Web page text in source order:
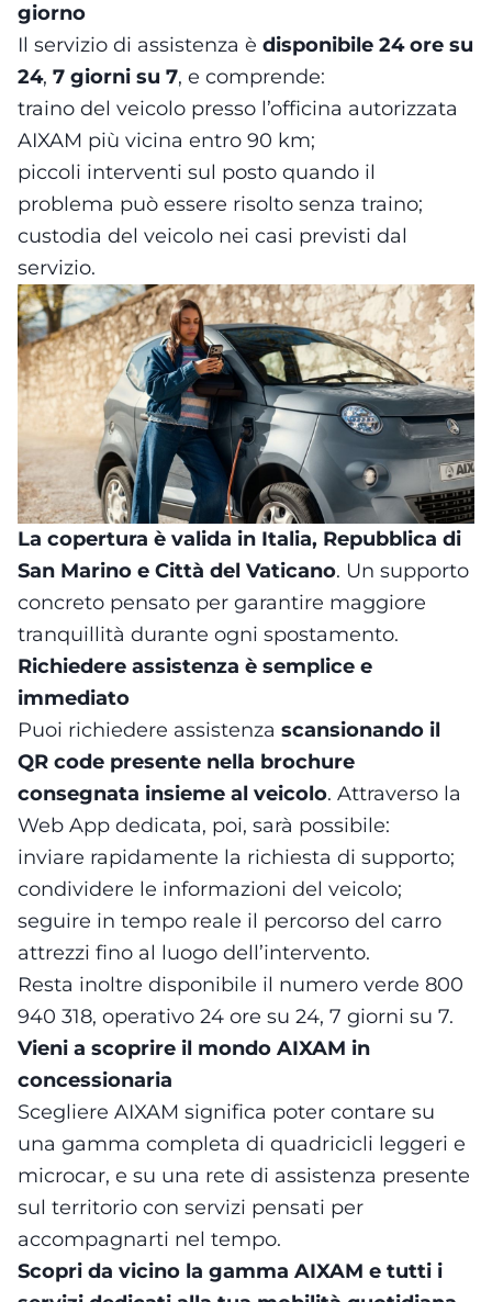
giorno
Il servizio di assistenza è disponibile 24 ore su
24, 7 giorni su 7, e comprende:
traino del veicolo presso l’officina autorizzata
AIXAM più vicina entro 90 km;
piccoli interventi sul posto quando il
problema può essere risolto senza traino;
custodia del veicolo nei casi previsti dal
servizio.
La copertura è valida in Italia, Repubblica di
San Marino e Città del Vaticano. Un supporto
concreto pensato per garantire maggiore
tranquillità durante ogni spostamento.
Richiedere assistenza è semplice e
immediato
Puoi richiedere assistenza scansionando il
QR code presente nella brochure
consegnata insieme al veicolo. Attraverso la
Web App dedicata, poi, sarà possibile:
inviare rapidamente la richiesta di supporto;
condividere le informazioni del veicolo;
seguire in tempo reale il percorso del carro
attrezzi fino al luogo dell’intervento.
Resta inoltre disponibile il numero verde 800
940 318, operativo 24 ore su 24, 7 giorni su 7.
Vieni a scoprire il mondo AIXAM in
concessionaria
Scegliere AIXAM significa poter contare su
una gamma completa di quadricicli leggeri e
microcar, e su una rete di assistenza presente
sul territorio con servizi pensati per
accompagnarti nel tempo.
Scopri da vicino la gamma AIXAM e tutti i